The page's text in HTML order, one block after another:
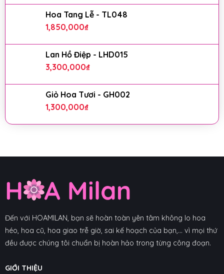
Hoa Tang Lễ - TL048
1,850,000₫
Lan Hồ Điệp - LHD015
3,300,000₫
Giỏ Hoa Tươi - GH002
1,300,000₫
Đến với HOAMILAN, bạn sẽ hoàn toàn yên tâm không lo hoa
héo, hoa cũ, hoa giao trễ giờ, sai kế hoạch của bạn,... vì mọi thứ
đều được chúng tôi chuẩn bị hoàn hảo trong từng công đoạn.
GIỚI THIỆU